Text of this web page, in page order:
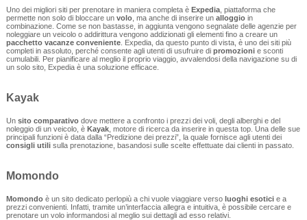
Uno dei migliori siti per prenotare in maniera completa è Expedia, piattaforma che
permette non solo di bloccare unvolo, ma anche di inserire un alloggioin
combinazione. Come se non bastasse, in aggiunta vengono segnalate delle agenzie per
noleggiare un veicolo o addirittura vengono addizionati gli elementi fino a creare un
pacchetto vacanze conveniente. Expedia, da questo punto di vista, è uno dei siti più
completi in assoluto, perché consente agli utenti di usufruire di promozionie sconti
cumulabili. Per pianificare al meglio il proprio viaggio, avvalendosi della navigazione su di
un solo sito, Expedia è una soluzione efficace.
Kayak
Unsito comparativodove mettere a confronto i prezzi dei voli, degli alberghi e del
noleggio di un veicolo, èKayak, motore di ricerca da inserire in questa top. Una delle sue
principali funzioni è data dalla “Predizione dei prezzi”, la quale fornisce agli utenti dei
consigli utilisulla prenotazione, basandosi sulle scelte effettuate dai clienti in passato.
Momondo
Momondoè un sito dedicato perlopiù a chi vuole viaggiare verso luoghi esoticie a
prezzi convenienti. Infatti, tramite un’interfaccia allegra e intuitiva, è possibile cercare e
prenotare un volo informandosi al meglio sui dettagli ad esso relativi.